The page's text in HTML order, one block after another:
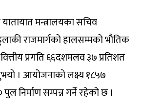
यातायात मन्त्रालयका सचिव
राजमार्गको हालसम्मको भौतिक
प्रगति ६६दशमलव ३७ प्रतिशत
। आयोजनाको लक्ष्य १८५७
निर्माण सम्पन्न गर्ने रहेको छ ।